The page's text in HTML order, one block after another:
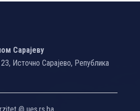
Сарајеву
Источно Сарајево, Република